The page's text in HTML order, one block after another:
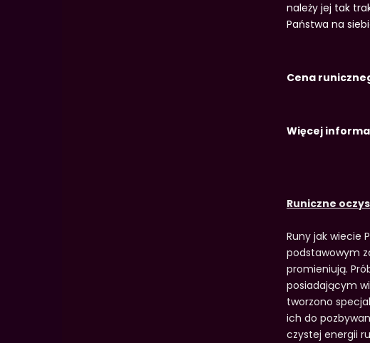
należy jej tak
Państwa na
Cena
Więcej
Runiczne
Runy jak wiecie
podstawowym
promieniują.
posiadającym
tworzono
ich do
czystej energii